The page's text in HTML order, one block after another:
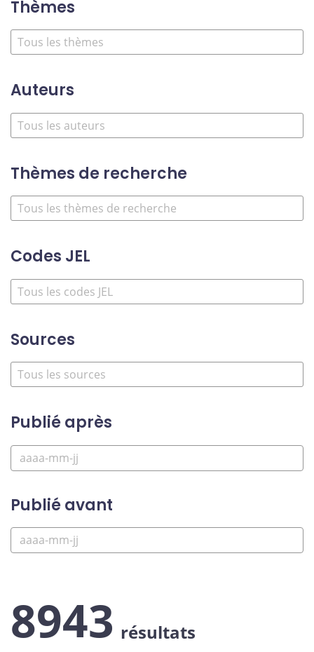
Thèmes
Auteurs
Thèmes de recherche
Codes JEL
Sources
Publié après
Publié avant
8943 résultats